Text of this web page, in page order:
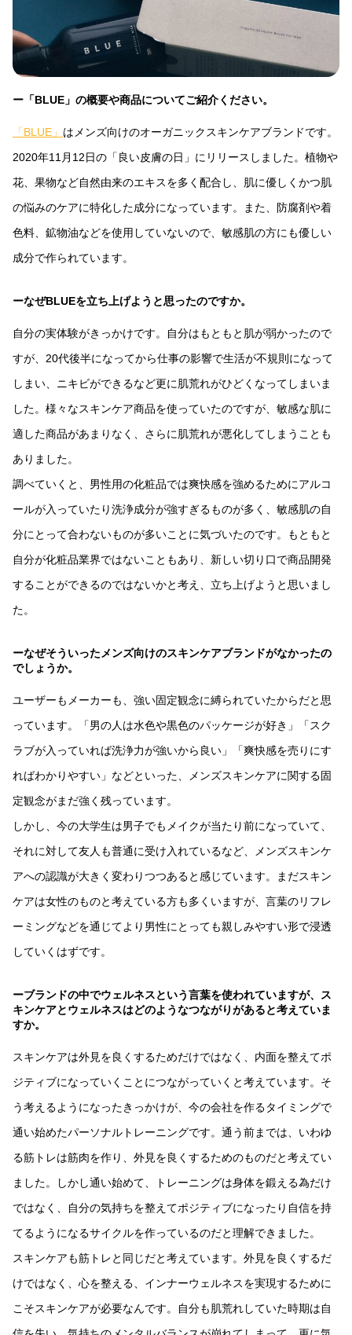
ー「BLUE」の概要や商品についてご紹介ください。
「BLUE」 はメンズ向けのオーガニックスキンケアブランドです。
2020年11月12日の「良い皮膚の日」にリリースしました。植物や
花、果物など自然由来のエキスを多く配合し、肌に優しくかつ肌
の悩みのケアに特化した成分になっています。また、防腐剤や着
色料、鉱物油などを使用していないので、敏感肌の方にも優しい
成分で作られています。
ーなぜBLUEを立ち上げようと思ったのですか。
自分の実体験がきっかけです。自分はもともと肌が弱かったので
すが、20代後半になってから仕事の影響で生活が不規則になって
しまい、ニキビができるなど更に肌荒れがひどくなってしまいま
した。様々なスキンケア商品を使っていたのですが、敏感な肌に
適した商品があまりなく、さらに肌荒れが悪化してしまうことも
ありました。
調べていくと、男性用の化粧品では爽快感を強めるためにアルコ
ールが入っていたり洗浄成分が強すぎるものが多く、敏感肌の自
分にとって合わないものが多いことに気づいたのです。もともと
自分が化粧品業界ではないこともあり、新しい切り口で商品開発
することができるのではないかと考え、立ち上げようと思いまし
た。
ーなぜそういったメンズ向けのスキンケアブランドがなかったの
でしょうか。
ユーザーもメーカーも、強い固定観念に縛られていたからだと思
っています。「男の人は水色や黒色のパッケージが好き」「スク
ラブが入っていれば洗浄力が強いから良い」「爽快感を売りにす
ればわかりやすい」などといった、メンズスキンケアに関する固
定観念がまだ強く残っています。
しかし、今の大学生は男子でもメイクが当たり前になっていて、
それに対して友人も普通に受け入れているなど、メンズスキンケ
アへの認識が大きく変わりつつあると感じています。まだスキン
ケアは女性のものと考えている方も多くいますが、言葉のリフレ
ーミングなどを通じてより男性にとっても親しみやすい形で浸透
していくはずです。
ーブランドの中でウェルネスという言葉を使われていますが、ス
キンケアとウェルネスはどのようなつながりがあると考えていま
すか。
スキンケアは外見を良くするためだけではなく、内面を整えてポ
ジティブになっていくことにつながっていくと考えています。そ
う考えるようになったきっかけが、今の会社を作るタイミングで
通い始めたパーソナルトレーニングです。通う前までは、いわゆ
る筋トレは筋肉を作り、外見を良くするためのものだと考えてい
ました。しかし通い始めて、トレーニングは身体を鍛える為だけ
ではなく、自分の気持ちを整えてポジティブになったり自信を持
てるようになるサイクルを作っているのだと理解できました。
スキンケアも筋トレと同じだと考えています。外見を良くするだ
けではなく、心を整える、インナーウェルネスを実現するために
こそスキンケアが必要なんです。自分も肌荒れしていた時期は自